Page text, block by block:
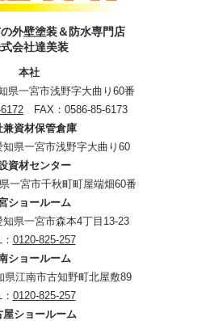
外壁塗装＆防水専門店
会社達美装
本社
県一宮市浅野字大曲り60番
FAX：0586-85-6173
兼資材保管倉庫
県一宮市浅野字大曲り60
資材センター
一宮市千秋町町屋端畑60番
ショールーム
県一宮市森本4丁目13-23
0120-825-257
ショールーム
県江南市古知野町北屋敷89
0120-825-257
屋ショールーム